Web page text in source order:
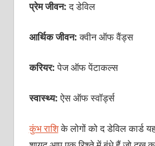
प्रेम जीवन:द डेविल
आर्थिक जीवन:क्‍वीन ऑफ वैंड्स
करियर:पेज ऑफ पेंटाकल्‍स
स्वास्थ्य:ऐस ऑफ स्‍वॉर्ड्स
कुंभ राशिके लोगों को द डेविल कार्ड